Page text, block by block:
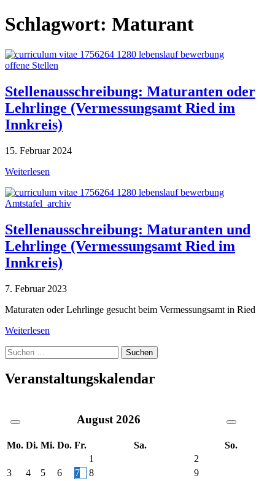
Schlagwort: Maturant
offene Stellen
Stellenausschreibung: Maturanten oder
Lehrlinge (Vermessungsamt Ried im
Innkreis)
15. Februar 2024
Weiterlesen
Amtstafel_archiv
Stellenausschreibung: Maturanten und
Lehrlinge (Vermessungsamt Ried im
Innkreis)
7. Februar 2023
Maturaten oder Lehrlinge gesucht beim Vermessungsamt in Ried
Weiterlesen
Suche
nach:
Veranstaltungskalendar
August 2026
Mo. Di. Mi. Do. Fr. Sa.
So.
1
2
3
4 5 6 7 8 9